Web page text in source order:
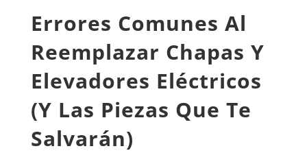
Errores Comunes Al
Reemplazar Chapas Y
Elevadores Eléctricos
(Y Las Piezas Que Te
Salvarán)